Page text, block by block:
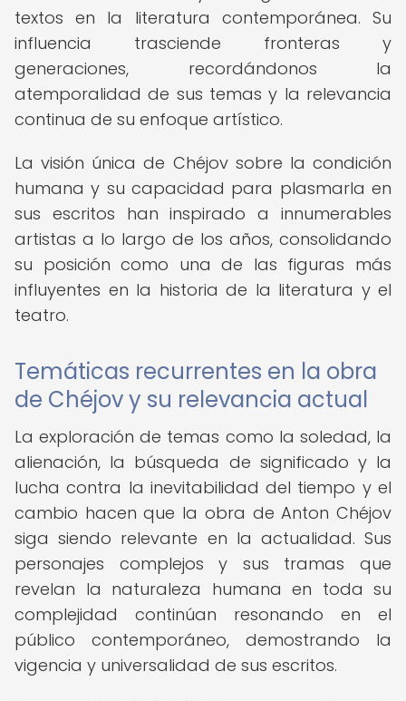
textos en la literatura contemporánea. Su
influencia trasciende fronteras y
generaciones, recordándonos la
atemporalidad de sus temas y la relevancia
continua de su enfoque artístico.
La visión única de Chéjov sobre la condición
humana y su capacidad para plasmarla en
sus escritos han inspirado a innumerables
artistas a lo largo de los años, consolidando
su posición como una de las figuras más
influyentes en la historia de la literatura y el
teatro.
Temáticas recurrentes en la obra
de Chéjov y su relevancia actual
La exploración de temas como la soledad, la
alienación, la búsqueda de significado y la
lucha contra la inevitabilidad del tiempo y el
cambio hacen que la obra de Anton Chéjov
siga siendo relevante en la actualidad. Sus
personajes complejos y sus tramas que
revelan la naturaleza humana en toda su
complejidad continúan resonando en el
público contemporáneo, demostrando la
vigencia y universalidad de sus escritos.